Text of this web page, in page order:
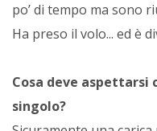
po’ di tempo ma sono
Ha preso il volo... ed è
Cosa deve aspettarsi
singolo?